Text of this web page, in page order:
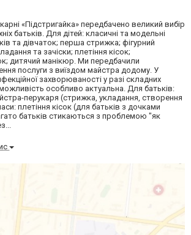
«Підстригайка» передбачено великий вибір
батьків. Для дітей: класичні та модельні
та дівчаток; перша стрижка; фігурний
та зачіски; плетіння кісок;
дитячий манікюр. Ми передбачили
послуги з виїздом майстра додому. У
захворюваності у разі складних
особливо актуальна. Для батьків:
перукаря (стрижка, укладання, створення
плетіння кісок (для батьків з дочками
батьків стикаються з проблемою "як